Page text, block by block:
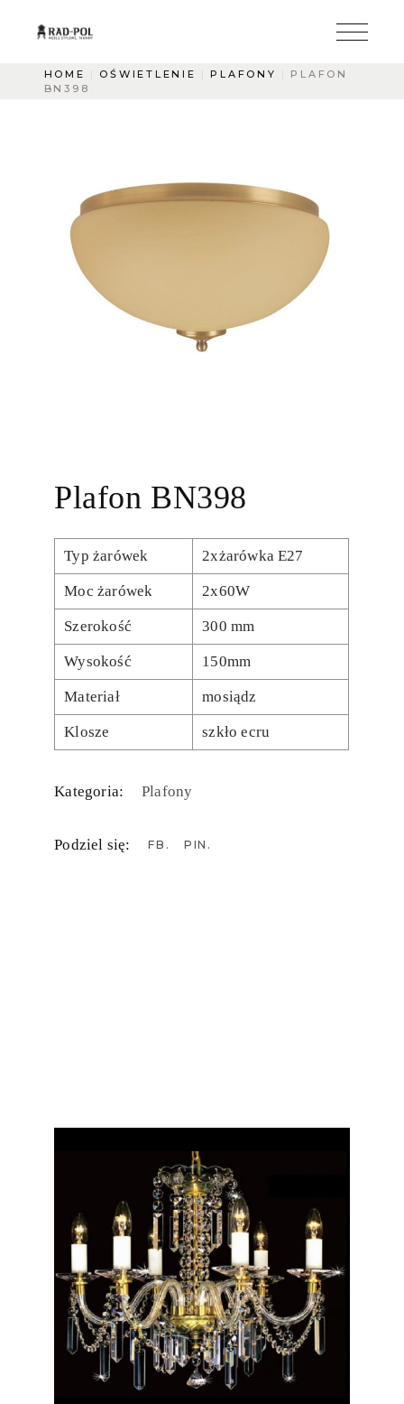
HOME OŚWIETLENIE PLAFONY
PLAFON
BN398
Plafon BN398
Typ żarówek 2xżarówka E27
Moc żarówek 2x60W
Szerokość 300 mm
Wysokość 150mm
Materiał mosiądz
Klosze szkło ecru
Kategoria: Plafony
Podziel się: FB PIN